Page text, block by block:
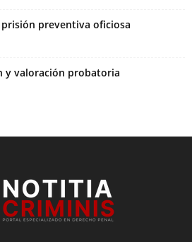
preventiva oficiosa
y valoración probatoria